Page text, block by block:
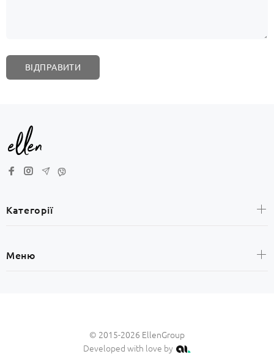
Категорії
Чоловікам
Меню
© 2015-2026 EllenGroup
Developed with love by